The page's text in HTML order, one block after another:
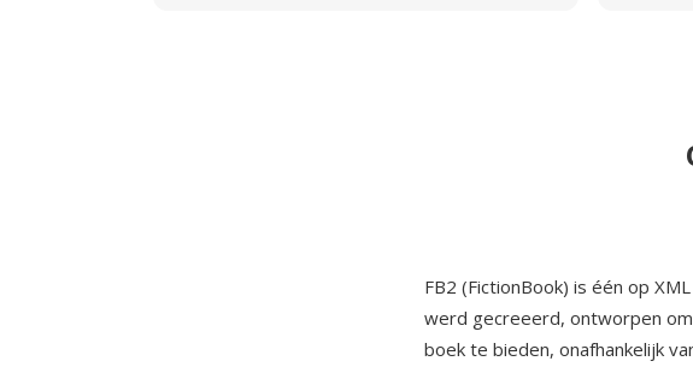
FB2 (FictionBook) is één op
werd gecreeerd, ontworpen
boek te bieden, onafhankelijk